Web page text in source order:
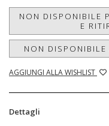
NON DISPONIBILE
E
NON
AGGIUNGI ALLA WISHLIST
Dettagli